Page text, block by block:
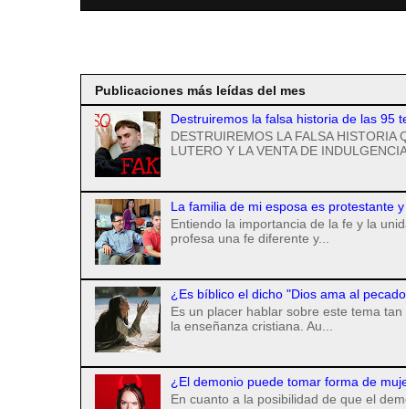
Publicaciones más leídas del mes
Destruiremos la falsa historia de las 95
DESTRUIREMOS LA FALSA HISTORIA
LUTERO Y LA VENTA DE
La familia de mi esposa es protestante
Entiendo la importancia de la fe y la
profesa una fe diferente y...
¿Es bíblico el dicho "Dios ama al
Es un placer hablar sobre este tema
la enseñanza cristiana. Au...
¿El demonio puede tomar forma de
En cuanto a la posibilidad de que el